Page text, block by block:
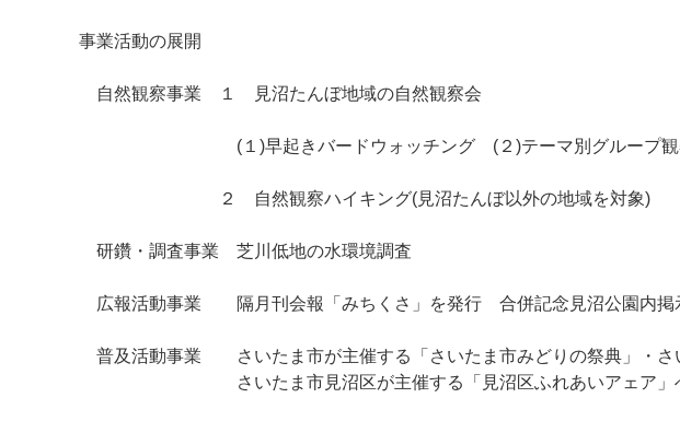
事業活動の展開
自然観察事業 １ 見沼たんぼ地域の自然観察会
(１)早起きバードウォッチング (２)テーマ別グループ観
２ 自然観察ハイキング(見沼たんぼ以外の地域を対象)
研鑽・調査事業 芝川低地の水環境調査
広報活動事業 隔月刊会報「みちくさ」を発行 合併記念見沼公園内掲
普及活動事業 さいたま市が主催する「さいたま市みどりの祭典」・さ
さいたま市見沼区が主催する「見沼区ふれあいアェア」